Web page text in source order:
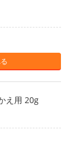
え用 20g